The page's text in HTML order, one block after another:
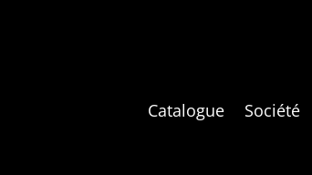
Catalogue Société